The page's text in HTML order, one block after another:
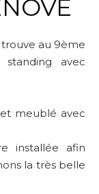
au 9ème
avec
meublé avec
installée afin
la très belle